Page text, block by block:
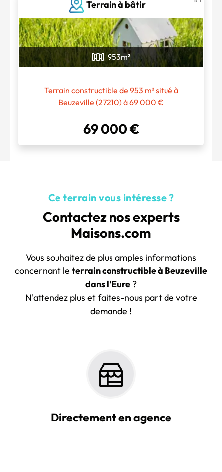
Chargement...
Terrain à bâtir
953m²
Terrain constructible de 953 m² situé à
Beuzeville (27210) à 69 000 €
69 000 €
Ce terrain vous intéresse ?
Contactez nos experts
Maisons.com
Vous souhaitez de plus amples informations
concernant le terrain constructible à Beuzeville
dans l'Eure ?
N'attendez plus et faites-nous part de votre
demande !
Directement en agence